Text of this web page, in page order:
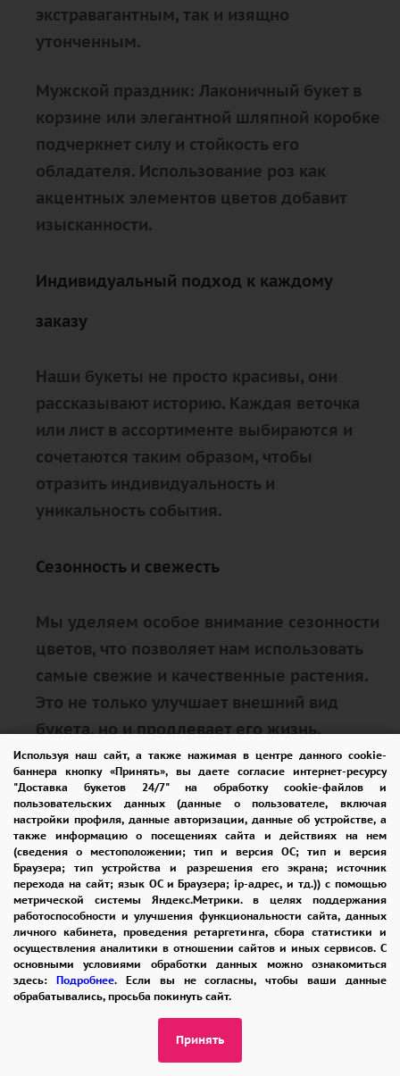
Используя наш сайт, а также нажимая в центре данного cookie-
баннера кнопку «Принять», вы даете согласие интернет-ресурсу
"Доставка букетов 24/7" на обработку cookie-файлов и
пользовательских данных (данные о пользователе, включая
настройки профиля, данные авторизации, данные об устройстве, а
также информацию о посещениях сайта и действиях на нем
(сведения о местоположении; тип и версия ОС; тип и версия
Браузера; тип устройства и разрешения его экрана; источник
перехода на сайт; язык ОС и Браузера; ip-адрес, и тд.)) с помощью
метрической системы Яндекс.Метрики. в целях поддержания
работоспособности и улучшения функциональности сайта, данных
личного кабинета, проведения ретаргетинга, сбора статистики и
осуществления аналитики в отношении сайтов и иных сервисов. С
основными условиями обработки данных можно ознакомиться
здесь: Подробнее. Если вы не согласны, чтобы ваши данные
обрабатывались, просьба покинуть сайт.
Принять
экстравагантным, так и изящно
утонченным.
Мужской праздник: Лаконичный букет в
корзине или элегантной шляпной коробке
подчеркнет силу и стойкость его
обладателя. Использование роз как
акцентных элементов цветов добавит
изысканности.
Индивидуальный подход к каждому
заказу
Наши букеты не просто красивы, они
рассказывают историю. Каждая веточка
или лист в ассортименте выбираются и
сочетаются таким образом, чтобы
отразить индивидуальность и
уникальность события.
Сезонность и свежесть
Мы уделяем особое внимание сезонности
цветов, что позволяет нам использовать
самые свежие и качественные растения.
Это не только улучшает внешний вид
букета, но и продлевает его жизнь,
позволяя радовать вас и ваших близких
как можно дольше.
Консультации и советы
Наши флористы всегда готовы
предложить вам консультации и помочь
выбрать идеальный букет, который будет
гармонировать с особенностями
праздника и личными предпочтениями
нюансы, от цвета одежды до интерьера